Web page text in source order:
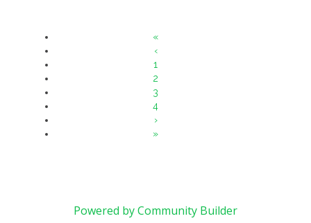
«
‹
1
2
3
4
›
»
Powered by Community Builder